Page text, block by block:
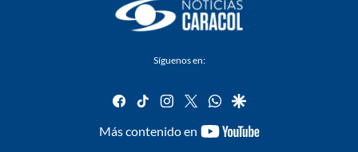
Síguenos en:
facebook
tiktok instagram
twitterwhatsapp
google
Más contenido en
youtube-